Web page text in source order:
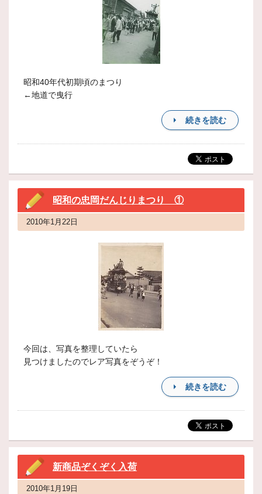
昭和40年代初期頃のまつり
←地道で曳行
続きを読む
昭和の忠岡だんじりまつり ①
2010年1月22日
今回は、写真を整理していたら
見つけましたのでレア写真をぞうぞ！
続きを読む
新商品ぞくぞく入荷
2010年1月19日